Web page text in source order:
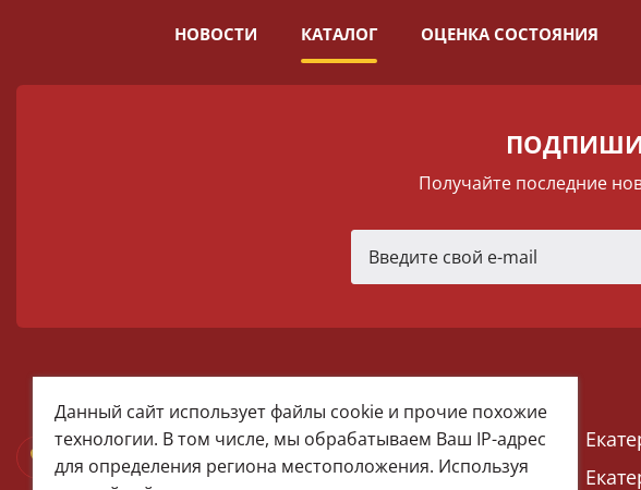
НОВОСТИ КАТАЛОГ ОЦЕНКА СОСТОЯНИЯ
Получайте последние
+7 (922) 025-50-71 (MAX)
Тел:+7 (343) 374-15-67 (Мира 2)
Данный сайт использует файлы cookie и прочие похожие
технологии. В том числе, мы обрабатываем Ваш IP-адрес
для определения региона местоположения. Используя